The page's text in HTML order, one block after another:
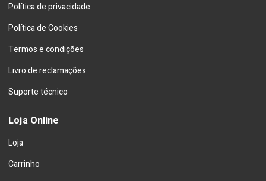
Política de privacidade
Política de Cookies
Termos e condições
Livro de reclamações
Suporte técnico
Loja Online
Loja
Carrinho